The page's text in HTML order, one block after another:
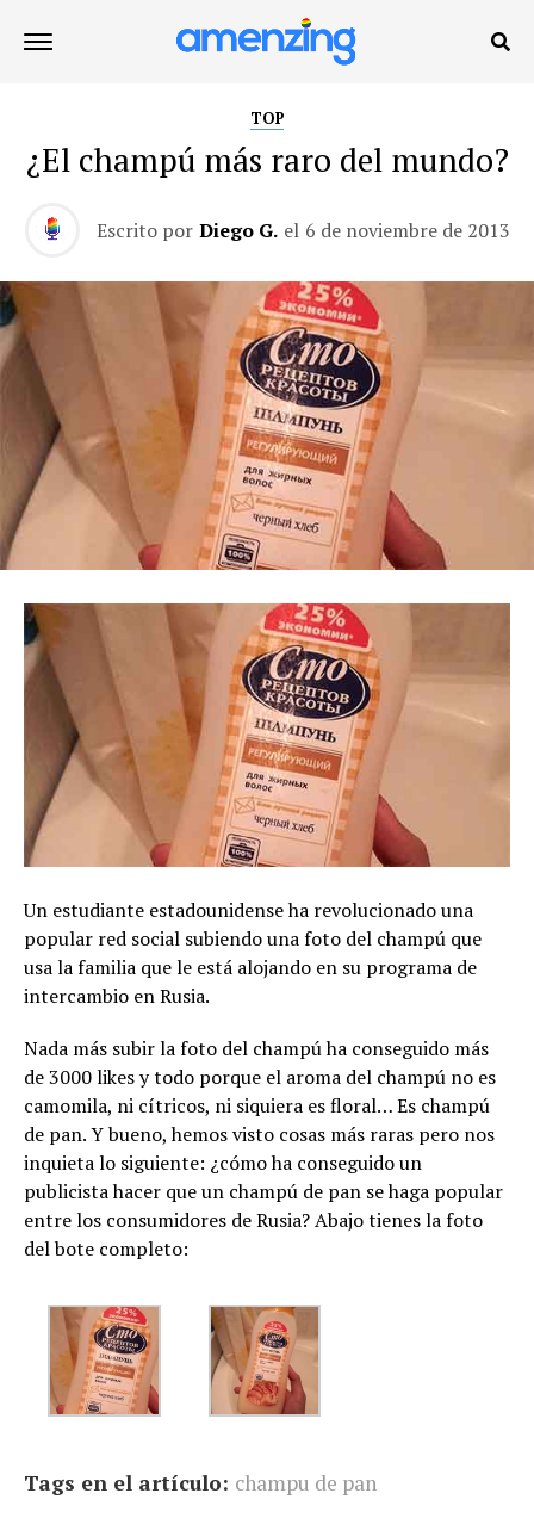
TOP
¿El champú más raro del mundo?
Escrito por Diego G. el 6 de noviembre de 2013
Un estudiante estadounidense ha revolucionado una
popular red social subiendo una foto del champú que
usa la familia que le está alojando en su programa de
intercambio en Rusia.
Nada más subir la foto del champú ha conseguido más
de 3000 likes y todo porque el aroma del champú no es
camomila, ni cítricos, ni siquiera es floral… Es champú
de pan. Y bueno, hemos visto cosas más raras pero nos
inquieta lo siguiente: ¿cómo ha conseguido un
publicista hacer que un champú de pan se haga popular
entre los consumidores de Rusia? Abajo tienes la foto
del bote completo:
Tags en el artículo: champu de pan